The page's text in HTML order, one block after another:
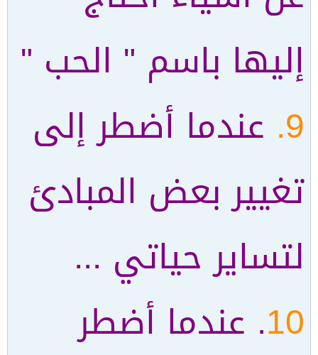
إليها باسم " الحب "
9. عندما أضطر إلى
تغيير بعض المبادئ
لتساير حياتي ...
10. عندما أضطر